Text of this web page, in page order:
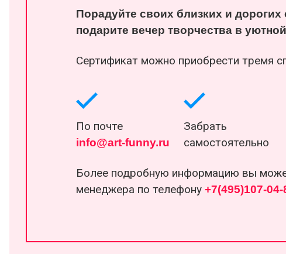
Порадуйте своих близких и
подарите вечер творчества в
Сертификат можно приобрести тремя
По почте
info@art-funny.ru
Забрать
самостоятельно
Более подробную информацию вы
менеджера по телефону +7(495)107-04-